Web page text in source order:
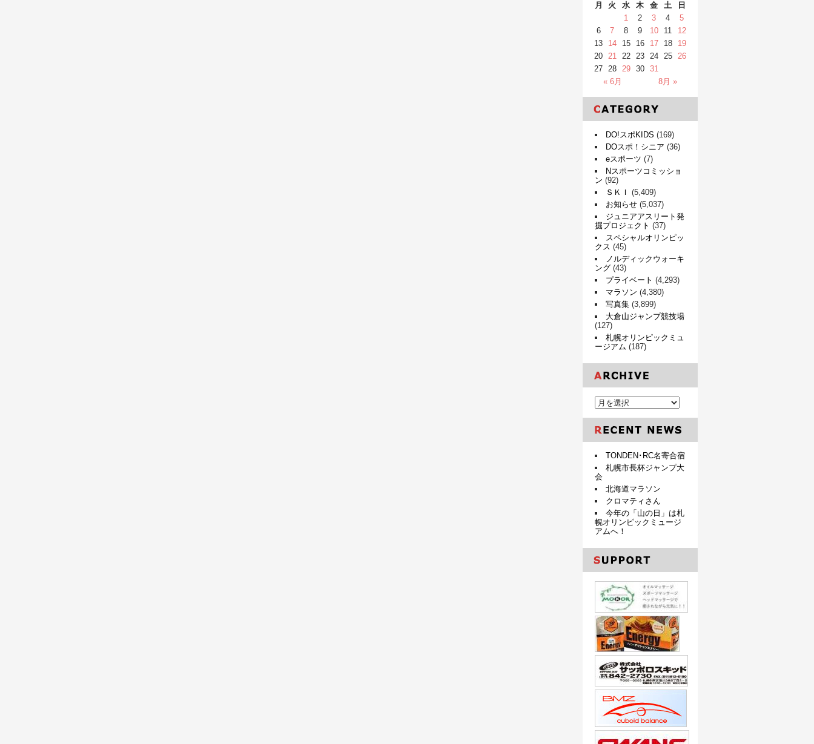
月
火 水 木 金 土 日
« 6月 8月 »
1 2 3 4
5
6
7 8 9 10 11
12
13
14 15 16 17 18
19
20 21 22 23 24 25
26
27 28 29 30 31
DO!スポKIDS (169)
DOスポ！シニア (36)
eスポーツ (7)
Nスポーツコミッショ
ン (92)
ＳＫＩ
(5,409)
お知らせ (5,037)
ジュニアアスリート発
掘プロジェクト (37)
スペシャルオリンピッ
クス (45)
ノルディックウォーキ
ング (43)
プライベート (4,293)
マラソン (4,380)
写真集 (3,899)
大倉山ジャンプ競技場
(127)
札幌オリンピックミュ
ージアム (187)
TONDEN･RC名寄合宿
札幌市長杯ジャンプ大
会
北海道マラソン
クロマティさん
今年の「山の日」は札
幌オリンピックミュージ
アムへ！